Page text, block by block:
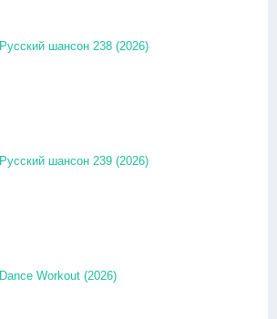
Русский шансон 238 (2026)
Русский шансон 239 (2026)
Dance Workout (2026)